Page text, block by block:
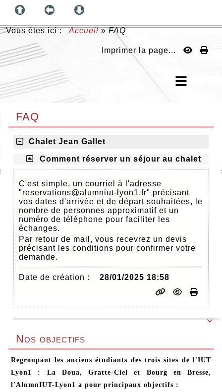
Vous êtes ici :Accueil»FAQ
Imprimer la page...
FAQ
Chalet Jean Gallet
Comment réserver un séjour au chalet
C'est simple, un courriel à l'adresse
"reservations@alumniut-lyon1.fr" précisant
vos dates d'arrivée et de départ souhaitées, le
nombre de personnes approximatif et un
numéro de téléphone pour faciliter les
échanges.
Par retour de mail, vous recevrez un devis
précisant les conditions pour confirmer votre
demande.
Date de création : 28/01/2025 18:58

Nos objectifs
Regroupant les anciens étudiants des trois sites de l'IUT
Lyon1 : La Doua, Gratte-Ciel et Bourg en Bresse,
l'AlumnIUT-Lyon1 a pour principaux objectifs :